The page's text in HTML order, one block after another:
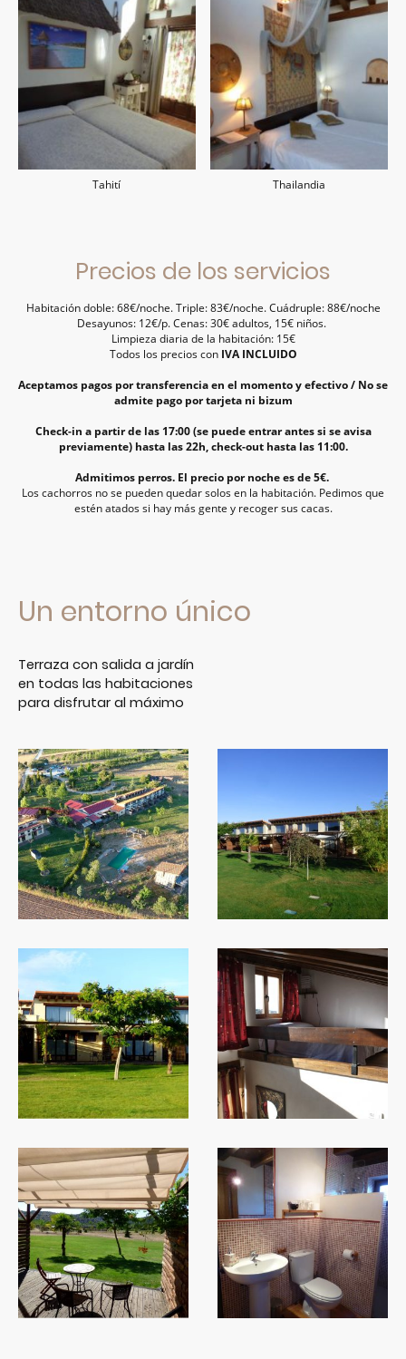
Tahití Thailandia
Precios de los servicios
Habitación doble: 68€/noche. Triple: 83€/noche. Cuádruple: 88€/noche
Desayunos: 12€/p. Cenas: 30€ adultos, 15€ niños.
Limpieza diaria de la habitación: 15€
Todos los precios conIVA INCLUIDO
Aceptamos pagos por transferencia en el momento y efectivo / No se
admite pago por tarjeta ni bizum
Check-in a partir de las 17:00 (se puede entrar antes si se avisa
previamente) hasta las 22h, check-out hasta las 11:00.
Admitimos perros. El precio por noche es de 5€.
Los cachorros no se pueden quedar solos en la habitación. Pedimos que
estén atados si hay más gente y recoger sus cacas.
Un entorno único
Terraza con salida a jardín
en todas las habitaciones
para disfrutar al máximo